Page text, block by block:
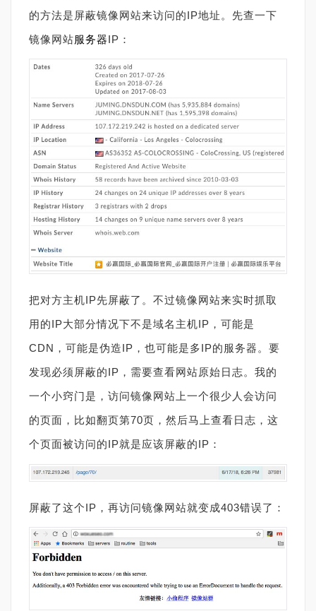
的方法是屏蔽镜像网站来访问的IP地址。先查一下
镜像网站服务器IP：
把对方主机IP先屏蔽了。不过镜像网站来实时抓取
用的IP大部分情况下不是域名主机IP，可能是
CDN，可能是伪造IP，也可能是多IP的服务器。要
发现必须屏蔽的IP，需要查看网站原始日志。我的
一个小窍门是，访问镜像网站上一个很少人会访问
的页面，比如翻页第70页，然后马上查看日志，这
个页面被访问的IP就是应该屏蔽的IP：
屏蔽了这个IP，再访问镜像网站就变成403错误了：